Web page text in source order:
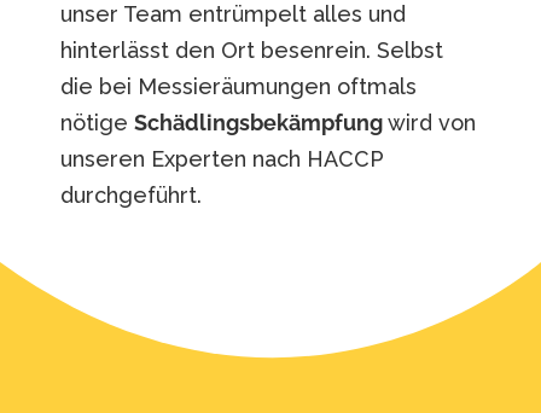
unser Team entrümpelt alles und
hinterlässt den Ort besenrein. Selbst
die bei Messieräumungen oftmals
nötige Schädlingsbekämpfungwird von
unseren Experten nach HACCP
durchgeführt.